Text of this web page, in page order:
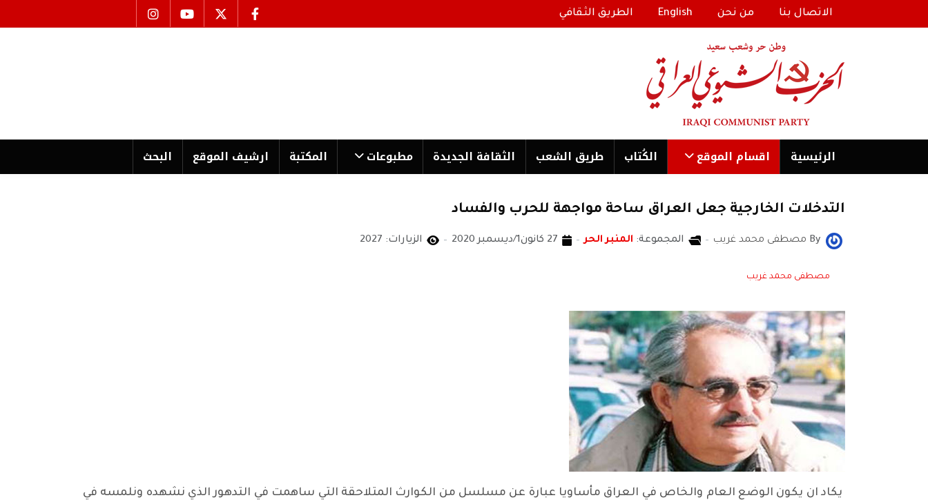
الاتصال بنا من نحن English الطريق الثقافي
الرئیسية اقسام الموقع الكُتاب طریق الشعب الثقافة الجدیدة مطبوعات المكتبة ارشیف الموقع البحث
التدخلات الخارجية جعل العراق ساحة مواجهة للحرب والفساد
By مصطفى محمد غريب المجموعة: المنبر الحر 27 كانون1/ديسمبر 2020 الزيارات: 2027
مصطفى محمد غريب
يكاد ان يكون الوضع العام والخاص في العراق مأساويا عبارة عن مسلسل من الكوارث المتلاحقة التي ساهمت في التدهور الذي نشهده ونلمسه في